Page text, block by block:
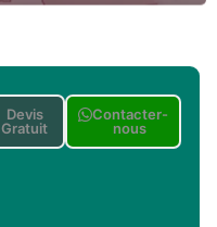
Devis
Gratuit
Contacter-
nous